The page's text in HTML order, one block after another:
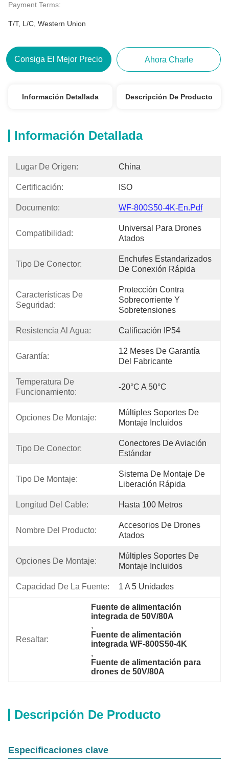
Payment Terms:
T/T, L/C, Western Union
Consiga El Mejor Precio Ahora Charle
Información Detallada Descripción De Producto
Información Detallada
Lugar De Origen: China
Certificación: ISO
Documento: WF-800S50-4K-En.pdf
Compatibilidad:
Universal Para Drones
Atados
Tipo De Conector:
Enchufes Estandarizados
De Conexión Rápida
Características De
Seguridad:
Protección Contra
Sobrecorriente Y
Sobretensiones
Resistencia Al Agua: Calificación IP54
Garantía:
12 Meses De Garantía
Del Fabricante
Temperatura De
Funcionamiento:
-20°C A 50°C
Opciones De Montaje:
Múltiples Soportes De
Montaje Incluidos
Tipo De Conector:
Conectores De Aviación
Estándar
Tipo De Montaje:
Sistema De Montaje De
Liberación Rápida
Longitud Del Cable: Hasta 100 Metros
Nombre Del Producto:
Accesorios De Drones
Atados
Opciones De Montaje:
Múltiples Soportes De
Montaje Incluidos
Capacidad De La Fuente: 1 A 5 Unidades
Resaltar:
Fuente de alimentación
integrada de 50V/80A
,
Fuente de alimentación
integrada WF-800S50-4K
,
Fuente de alimentación para
drones de 50V/80A
Descripción De Producto
Especificaciones clave